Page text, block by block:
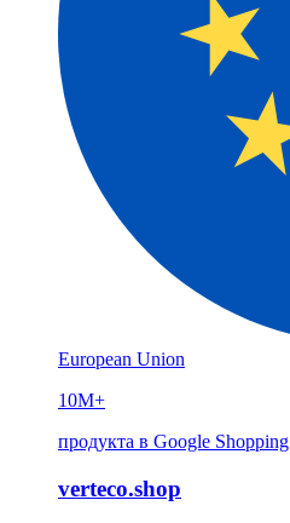
European Union
10M+
продукта в Google Shopping
verteco.shop